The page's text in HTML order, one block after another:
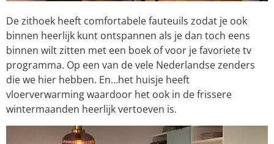
De zithoek heeft comfortabele fauteuils zodat je ook
binnen heerlijk kunt ontspannen als je dan toch eens
binnen wilt zitten met een boek of voor je favoriete tv
programma. Op een van de vele Nederlandse zenders
die we hier hebben. En…het huisje heeft
vloerverwarming waardoor het ook in de frissere
wintermaanden heerlijk vertoeven is.